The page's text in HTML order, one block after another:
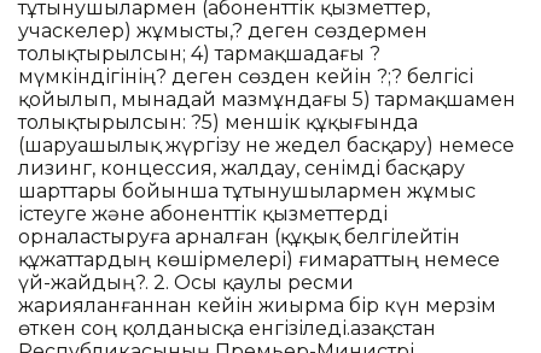
тұтынушылармен (абоненттік қызметтер,
учаскелер) жұмысты,? деген сөздермен
толықтырылсын; 4) тармақшадағы ?
мүмкіндігінің? деген сөзден кейін ?;? белгісі
қойылып, мынадай мазмұндағы 5) тармақшамен
толықтырылсын: ?5) меншік құқығында
(шаруашылық жүргізу не жедел басқару) немесе
лизинг, концессия, жалдау, сенімді басқару
шарттары бойынша тұтынушылармен жұмыс
істеуге және абоненттік қызметтерді
орналастыруға арналған (құқық белгілейтін
құжаттардың көшірмелері) ғимараттың немесе
үй-жайдың?. 2. Осы қаулы ресми
жарияланғаннан кейін жиырма бір күн мерзім
өткен соң қолданысқа енгізіледі.Қазақстан